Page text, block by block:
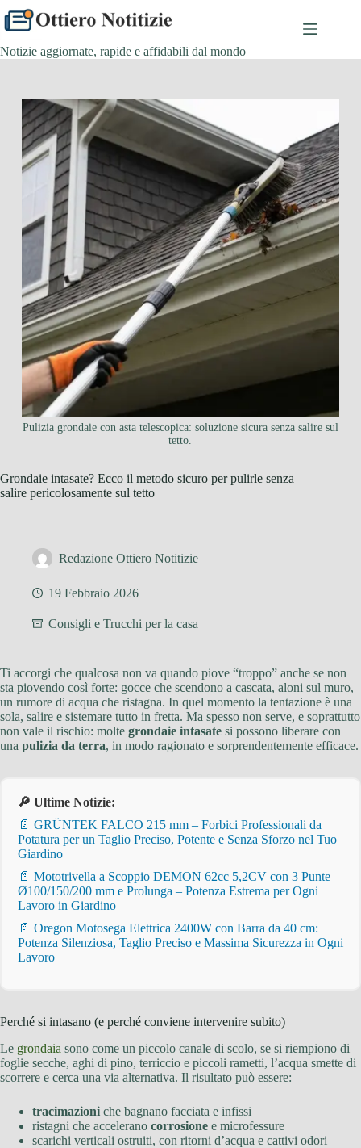
al
contenuto
Notizie aggiornate, rapide e affidabili dal mondo
Pulizia grondaie con asta telescopica: soluzione sicura senza salire sul
tetto.
Grondaie intasate? Ecco il metodo sicuro per pulirle senza
salire pericolosamente sul tetto
Redazione Ottiero Notitizie
19 Febbraio 2026
Consigli e Trucchi per la casa
Ti accorgi che qualcosa non va quando piove “troppo” anche se non
sta piovendo così forte: gocce che scendono a cascata, aloni sul muro,
un rumore di acqua che ristagna. In quel momento la tentazione è una
sola, salire e sistemare tutto in fretta. Ma spesso non serve, e soprattutto
non vale il rischio: molte grondaie intasate si possono liberare con
una pulizia da terra, in modo ragionato e sorprendentemente efficace.
🔎 Ultime Notizie:
📄 GRÜNTEK FALCO 215 mm – Forbici Professionali da
Potatura per un Taglio Preciso, Potente e Senza Sforzo nel Tuo
Giardino
📄 Mototrivella a Scoppio DEMON 62cc 5,2CV con 3 Punte
Ø100/150/200 mm e Prolunga – Potenza Estrema per Ogni
Lavoro in Giardino
📄 Oregon Motosega Elettrica 2400W con Barra da 40 cm:
Potenza Silenziosa, Taglio Preciso e Massima Sicurezza in Ogni
Lavoro
Perché si intasano (e perché conviene intervenire subito)
Le grondaia sono come un piccolo canale di scolo, se si riempiono di
foglie secche, aghi di pino, terriccio e piccoli rametti, l’acqua smette di
scorrere e cerca una via alternativa. Il risultato può essere:
tracimazioni che bagnano facciata e infissi
ristagni che accelerano corrosione e microfessure
scarichi verticali ostruiti, con ritorni d’acqua e cattivi odori